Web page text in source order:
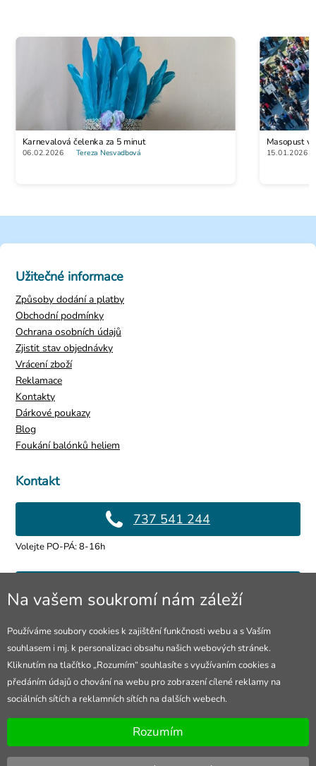
Karnevalová čelenka za 5 minut
06.02.2026 Tereza Nesvadbová
Masopust
15.01.2026
Kontakt
737 541 244
Volejte PO-PÁ: 8-16h
info@4lol.cz
Prodejna Ostrava
28. října 250/285
Otevřeno Po-Pá 8-16h
Užitečné informace
Způsoby dodání a platby
Obchodní podmínky
Ochrana osobních údajů
Zjistit stav objednávky
Vrácení zboží
Reklamace
Kontakty
Dárkové poukazy
Blog
Foukání balónků heliem
Na vašem soukromí nám záleží
Používáme soubory cookies k zajištění funkčnosti webu a s Vaším
souhlasem i mj. k personalizaci obsahu našich webových stránek.
Kliknutím na tlačítko „Rozumím“ souhlasíte s využívaním cookies a
předáním údajů o chování na webu pro zobrazení cílené reklamy na
sociálních sítích a reklamních sítích na dalších webech.
Rozumím